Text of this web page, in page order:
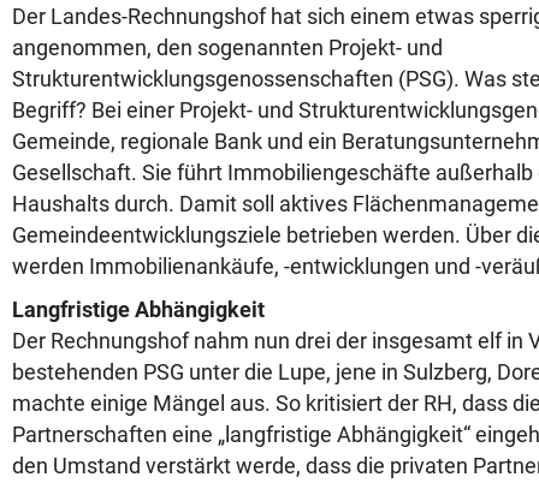
Der Landes-Rechnungshof hat sich einem etwas
angenommen, den sogenannten Projekt- und
Strukturentwicklungsgenossenschaften (PSG). Was
Begriff? Bei einer Projekt- und
Gemeinde, regionale Bank und ein
Gesellschaft. Sie führt Immobiliengeschäfte
Haushalts durch. Damit soll aktives
Gemeindeentwicklungsziele betrieben werden. Über
werden Immobilienankäufe, -entwicklungen und -
Langfristige Abhängigkeit
Der Rechnungshof nahm nun drei der insgesamt elf in
bestehenden PSG unter die Lupe, jene in Sulzberg,
machte einige Mängel aus. So kritisiert der RH, dass
Partnerschaften eine „langfristige Abhängigkeit“
den Umstand verstärkt werde, dass die privaten